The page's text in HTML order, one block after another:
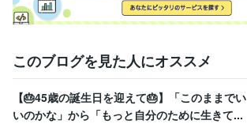
このブログを見た人にオススメ
【🎂45歳の誕生日を迎えて🎂】「このままでい
いのかな」から「もっと自分のために生きて...